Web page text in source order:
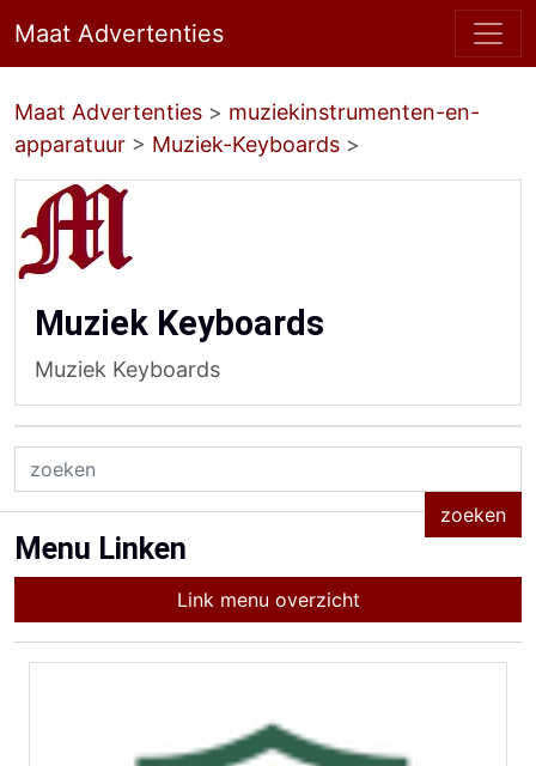
Maat Advertenties
Maat Advertenties > muziekinstrumenten-en-
apparatuur > Muziek-Keyboards >
Muziek Keyboards
Muziek Keyboards
Menu Linken
Link menu overzicht